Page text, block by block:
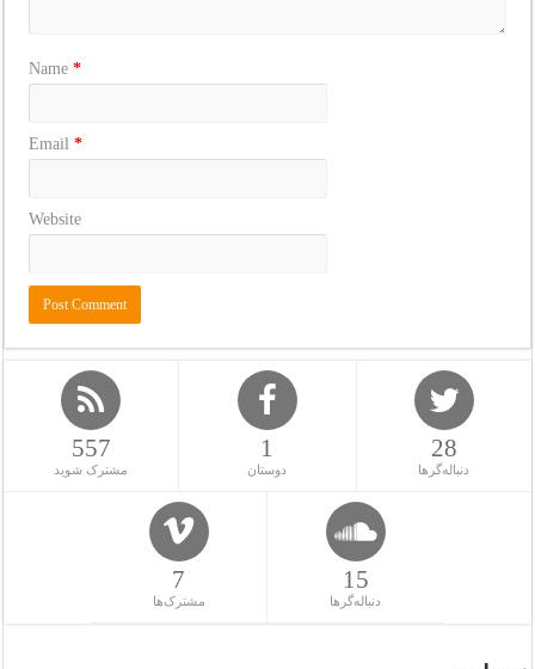
Name*
Email*
Website
557
مشترک شوید
1
دوستان
28
دنباله‌گرها
7
مشترک‌ها
15
دنباله‌گرها